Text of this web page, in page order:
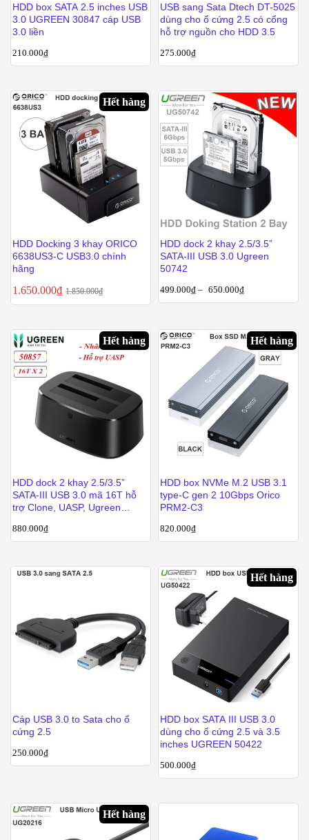
HDD box SATA 2.5 inches USB
3.0 UGREEN 30847 cáp USB
3.0 liền
210.000₫
USB sang Sata Dtech DT-5025
dùng cho ổ cứng 2.5 có cổng
hỗ trợ nguồn cho HDD 3.5
275.000₫
Hết hàng
HDD Docking 3 khay ORICO
6638US3-C USB3.0 chính
hãng
1.650.000₫ 1.850.000₫
HDD dock 2 khay 2.5/3.5”
SATA-III USB 3.0 Ugreen
50742
499.000₫ – 650.000₫
Hết hàng
HDD dock 2 khay 2.5/3.5”
SATA-III USB 3.0 mã 16T hỗ
trợ Clone, UASP, Ugreen
880.000₫
Hết hàng
HDD box NVMe M.2 USB 3.1
type-C gen 2 10Gbps Orico
PRM2-C3
820.000₫
Cáp USB 3.0 to Sata cho ổ
cứng 2.5
250.000₫
Hết hàng
HDD box SATA III USB 3.0
dùng cho ổ cứng 2.5 và 3.5
inches UGREEN 50422
500.000₫
Hết hàng